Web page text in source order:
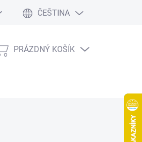
ČEŠTINA
NÁKUPNÍ
PRÁZDNÝ KOŠÍK